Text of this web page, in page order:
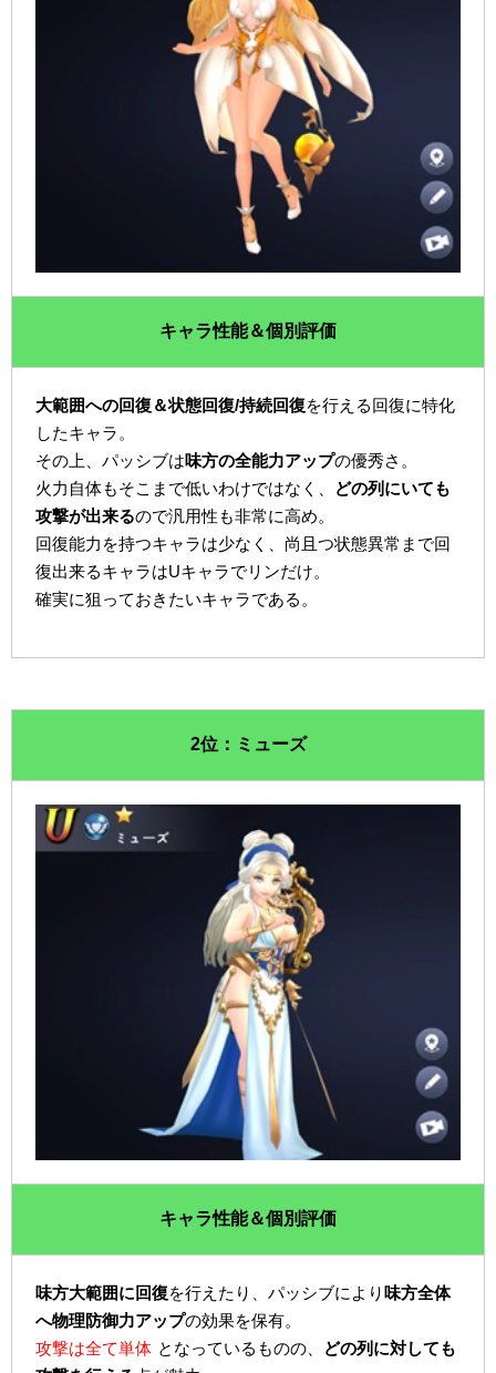
キャラ性能＆個別評価
大範囲への回復＆状態回復/持続回復を行える回復に特化
したキャラ。
その上、パッシブは味方の全能力アップの優秀さ。
火力自体もそこまで低いわけではなく、 どの列にいても
攻撃が出来るので汎用性も非常に高め。
回復能力を持つキャラは少なく、尚且つ状態異常まで回
復出来るキャラはUキャラでリンだけ。
確実に狙っておきたいキャラである。
2位：ミューズ
キャラ性能＆個別評価
味方大範囲に回復を行えたり、パッシブにより味方全体
へ物理防御力アップの効果を保有。
攻撃は全て単体 となっているものの、 どの列に対しても